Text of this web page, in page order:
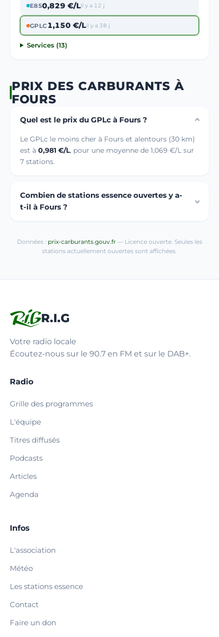
E850,829 €/Lil y a 12 j
GPLC1,150 €/Lil y a 38 j
Services (13)
PRIX DES CARBURANTS À
FOURS
Quel est le prix du GPLc à Fours ?
Le GPLc le moins cher à Fours et alentours (30 km)
est à 0,981 €/L, pour une moyenne de 1,069 €/L sur
7 stations.
Combien de stations essence ouvertes y a-
t-il à Fours ?
Données : prix-carburants.gouv.fr— Licence ouverte. Seules les
stations actuellement ouvertes sont affichées.
R.I.G
Votre radio locale
Écoutez-nous sur le 90.7 en FM et sur le DAB+.
Radio
Grille des programmes
L'équipe
Titres diffusés
Podcasts
Articles
Agenda
Infos
L'association
Météo
Les stations essence
Contact
Faire un don